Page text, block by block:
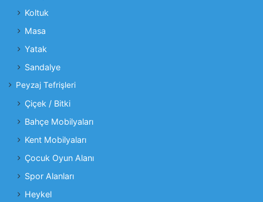
Koltuk
Masa
Yatak
Sandalye
Peyzaj Tefrişleri
Çiçek / Bitki
Bahçe Mobilyaları
Kent Mobilyaları
Çocuk Oyun Alanı
Spor Alanları
Heykel